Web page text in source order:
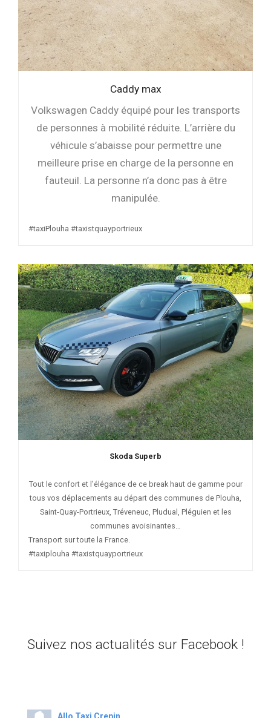
Caddy max
Volkswagen Caddy équipé pour les transports
de personnes à mobilité réduite. L’arrière du
véhicule s’abaisse pour permettre une
meilleure prise en charge de la personne en
fauteuil. La personne n’a donc pas à être
manipulée.
#taxiPlouha #taxistquayportrieux
Skoda Superb
Tout le confort et l’élégance de ce break haut de gamme pour
tous vos déplacements au départ des communes de Plouha,
Saint-Quay-Portrieux, Tréveneuc, Pludual, Pléguien et les
communes avoisinantes…
Transport sur toute la France.
#taxiplouha #taxistquayportrieux
Suivez nos actualités sur Facebook !